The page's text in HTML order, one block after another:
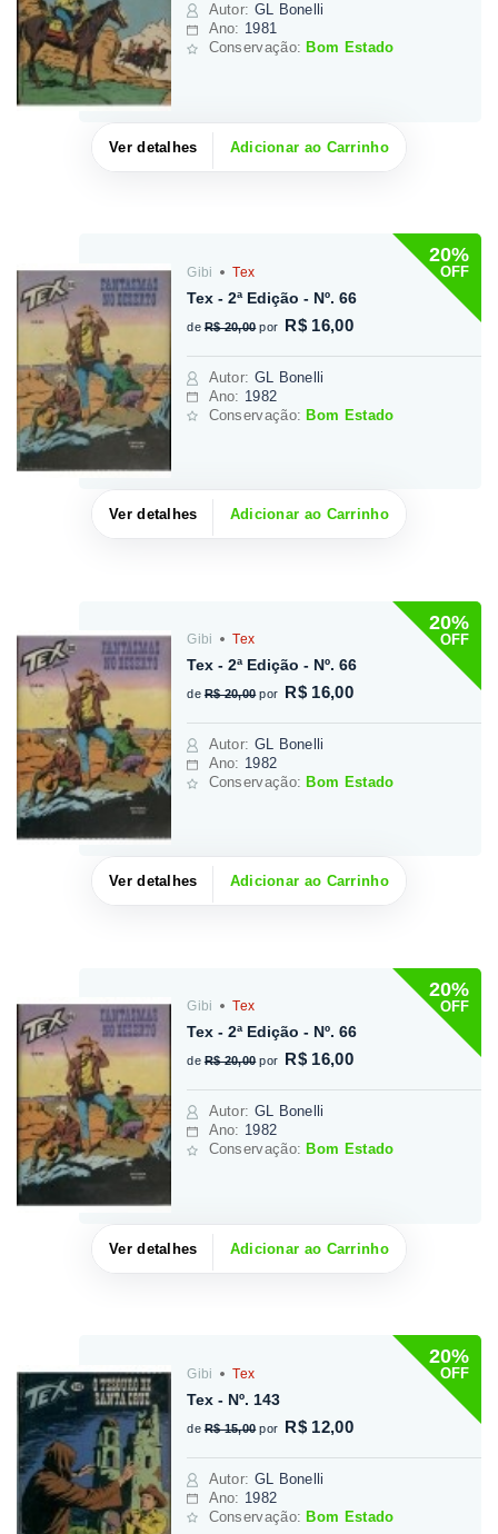
Autor: GL Bonelli
Ano: 1981
Conservação: Bom Estado
Ver detalhes Adicionar ao Carrinho
20%
OFF
Gibi Tex
Tex - 2ª Edição - Nº. 66
de R$ 20,00 por R$ 16,00
Autor: GL Bonelli
Ano: 1982
Conservação:Bom Estado
Ver detalhes Adicionar ao Carrinho
20%
OFF
Gibi Tex
Tex - 2ª Edição - Nº. 66
de R$ 20,00 por R$ 16,00
Autor: GL Bonelli
Ano: 1982
Conservação: Bom Estado
Ver detalhes Adicionar ao Carrinho
20%
OFF
Gibi Tex
Tex - 2ª Edição - Nº. 66
de R$ 20,00 por R$ 16,00
Autor: GL Bonelli
Ano: 1982
Conservação: Bom Estado
Ver detalhes Adicionar ao Carrinho
20%
OFF
Gibi Tex
Tex - Nº. 143
de R$ 15,00 por R$ 12,00
Autor: GL Bonelli
Ano: 1982
Conservação:Bom Estado